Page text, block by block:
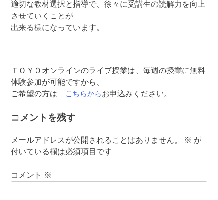
適切な教材選択と指導で、徐々に受講生の読解力を向上
させていくことが
出来る様になっています。
ＴＯＹＯオンラインのライブ授業は、毎週の授業に無料
体験参加が可能ですから、
ご希望の方は
こちらからお申込みください。
コメントを残す
メールアドレスが公開されることはありません。 ※ が
付いている欄は必須項目です
コメント ※